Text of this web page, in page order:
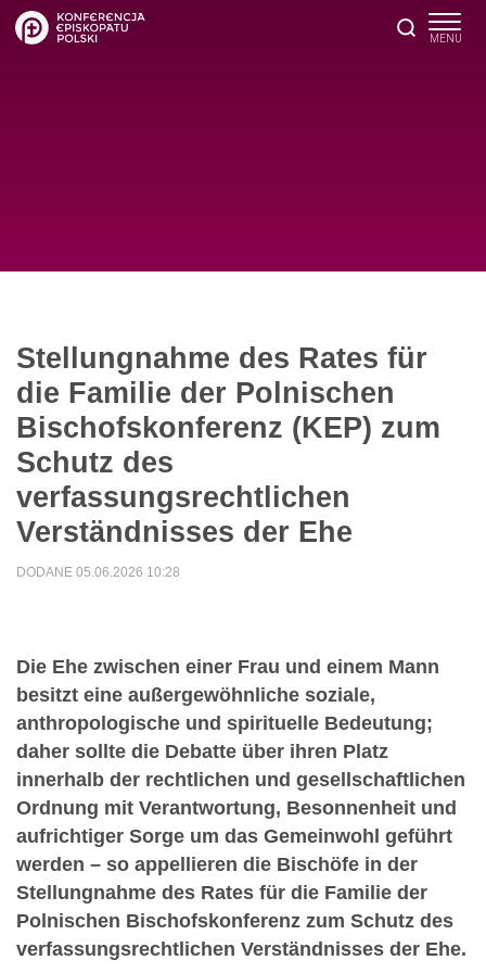
Stellungnahme des Rates für
die Familie der Polnischen
Bischofskonferenz (KEP) zum
Schutz des
verfassungsrechtlichen
Verständnisses der Ehe
Die Ehe zwischen einer Frau und einem Mann
besitzt eine außergewöhnliche soziale,
anthropologische und spirituelle Bedeutung;
daher sollte die Debatte über ihren Platz
innerhalb der rechtlichen und gesellschaftlichen
Ordnung mit Verantwortung, Besonnenheit und
aufrichtiger Sorge um das Gemeinwohl geführt
werden – so appellieren die Bischöfe in der
Stellungnahme des Rates für die Familie der
Polnischen Bischofskonferenz zum Schutz des
verfassungsrechtlichen Verständnisses der Ehe.
DODANE 05.06.2026 10:28